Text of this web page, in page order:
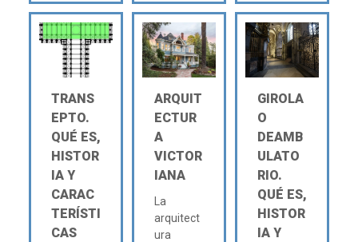
TRANS
EPTO.
QUÉ ES,
HISTOR
IA Y
CARAC
TERÍSTI
CAS
ARQUIT
ECTUR
A
VICTOR
IANA
La
arquitect
ura
GIROLA
O
DEAMB
ULATO
RIO.
QUÉ ES,
HISTOR
IA Y